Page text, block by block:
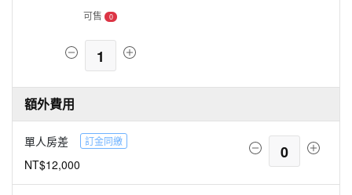
可售 0
1
額外費用
單人房差 訂金同繳
NT$12,000
0